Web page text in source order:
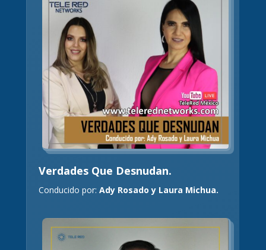
Verdades Que Desnudan.
Conducido por: Ady Rosado y Laura Michua.